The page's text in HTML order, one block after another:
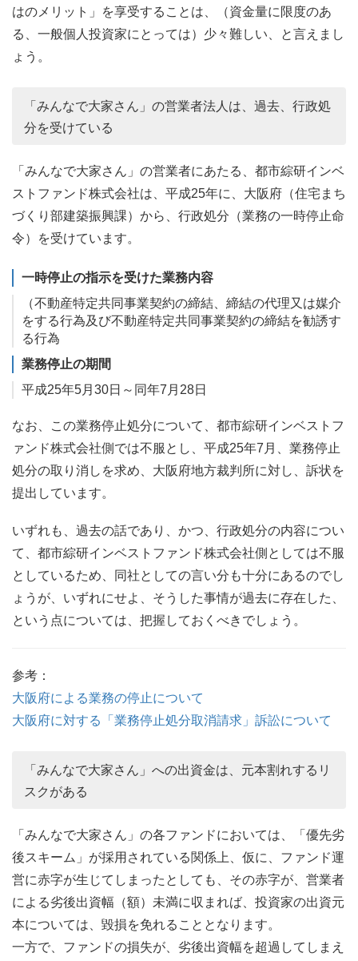
はのメリット」を享受することは、（資金量に限度のあ
る、一般個人投資家にとっては）少々難しい、と言えまし
ょう。
「みんなで大家さん」の営業者法人は、過去、行政処
分を受けている
「みんなで大家さん」の営業者にあたる、都市綜研インベ
ストファンド株式会社は、平成25年に、大阪府（住宅まち
づくり部建築振興課）から、行政処分（業務の一時停止命
令）を受けています。
一時停止の指示を受けた業務内容
（不動産特定共同事業契約の締結、締結の代理又は媒介
をする行為及び不動産特定共同事業契約の締結を勧誘す
る行為
業務停止の期間
平成25年5月30日～同年7月28日
なお、この業務停止処分について、都市綜研インベストフ
ァンド株式会社側では不服とし、平成25年7月、業務停止
処分の取り消しを求め、大阪府地方裁判所に対し、訴状を
提出しています。
いずれも、過去の話であり、かつ、行政処分の内容につい
て、都市綜研インベストファンド株式会社側としては不服
としているため、同社としての言い分も十分にあるのでし
ょうが、いずれにせよ、そうした事情が過去に存在した、
という点については、把握しておくべきでしょう。
参考：
大阪府による業務の停止について
大阪府に対する「業務停止処分取消請求」訴訟について
「みんなで大家さん」への出資金は、元本割れするリ
スクがある
「みんなで大家さん」の各ファンドにおいては、「優先劣
後スキーム」が採用されている関係上、仮に、ファンド運
営に赤字が生じてしまったとしても、その赤字が、営業者
による劣後出資幅（額）未満に収まれば、投資家の出資元
本については、毀損を免れることとなります。
一方で、ファンドの損失が、劣後出資幅を超過してしまえ